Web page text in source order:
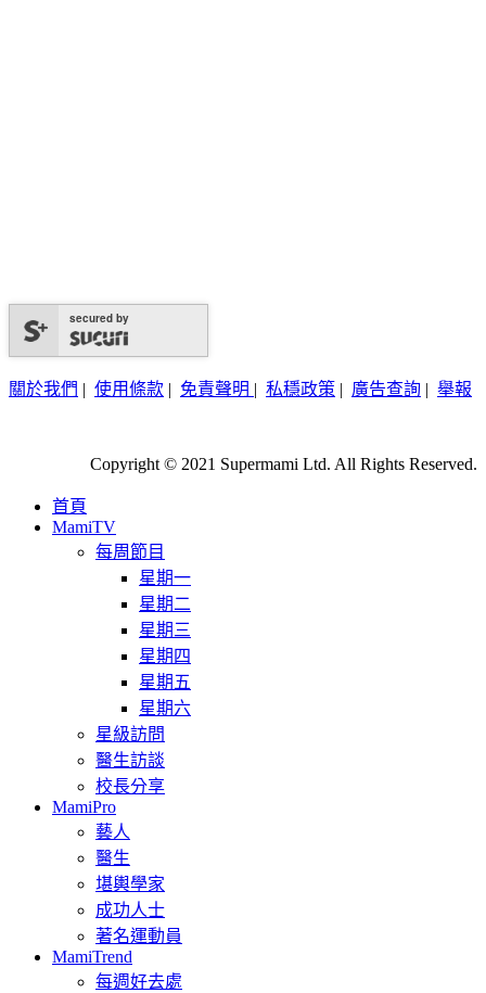
secured by
關於我們 | 使用條款 | 免責聲明 | 私穩政策 | 廣告查詢 | 舉報
Copyright © 2021 Supermami Ltd. All Rights Reserved.
首頁
MamiTV
每周節目
星期一
星期二
星期三
星期四
星期五
星期六
星級訪問
醫生訪談
校長分享
MamiPro
藝人
醫生
堪輿學家
成功人士
著名運動員
MamiTrend
每週好去處